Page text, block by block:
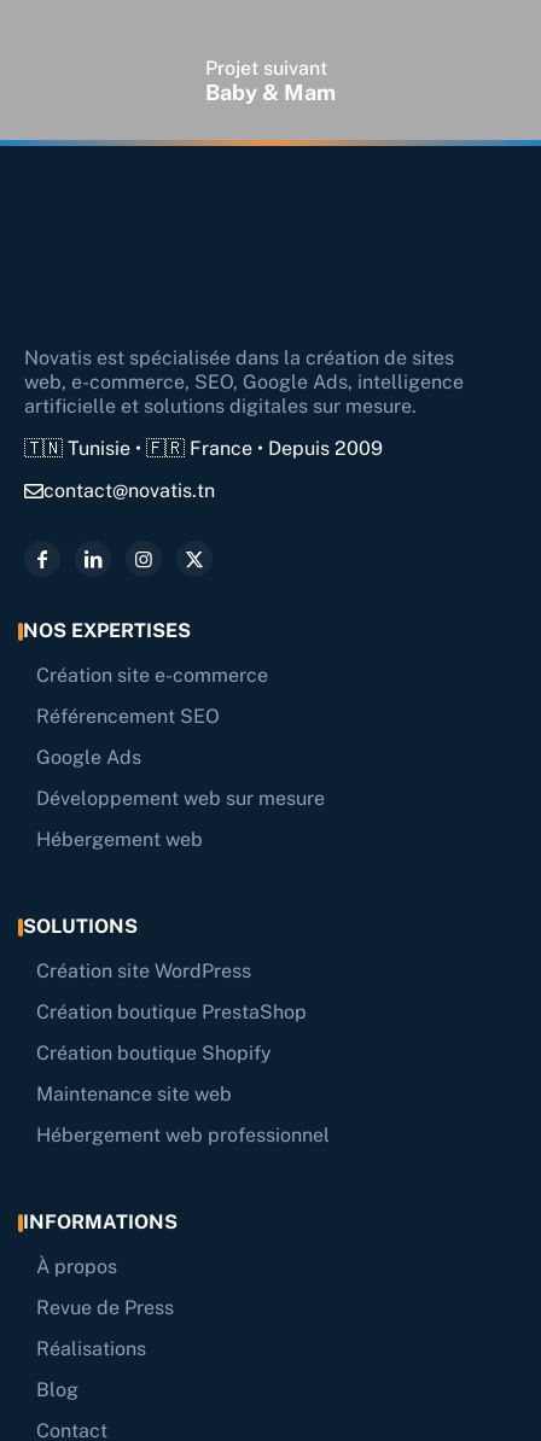
Projet suivant
Baby & Mam
Novatis est spécialisée dans la création de sites
web, e-commerce, SEO, Google Ads, intelligence
artificielle et solutions digitales sur mesure.
🇹🇳 Tunisie • 🇫🇷 France • Depuis 2009
contact@novatis.tn
NOS EXPERTISES
Création site e-commerce
Référencement SEO
Google Ads
Développement web sur mesure
Hébergement web
SOLUTIONS
Création site WordPress
Création boutique PrestaShop
Création boutique Shopify
Maintenance site web
Hébergement web professionnel
INFORMATIONS
À propos
Revue de Press
Réalisations
Blog
Contact